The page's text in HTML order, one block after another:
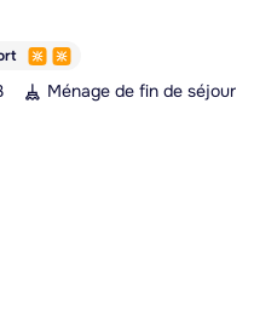
Ménage de fin de séjour